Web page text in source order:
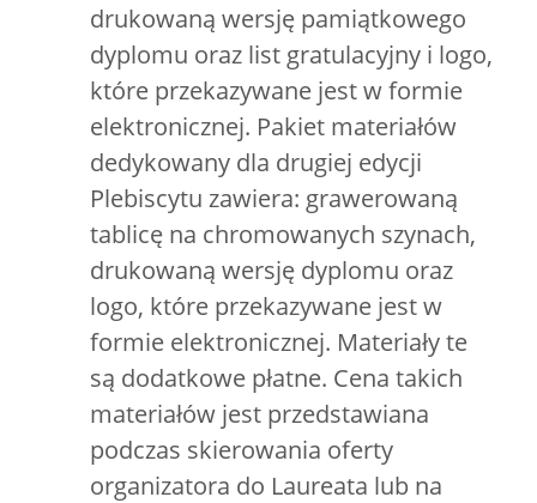
drukowaną wersję pamiątkowego
dyplomu oraz list gratulacyjny i logo,
które przekazywane jest w formie
elektronicznej. Pakiet materiałów
dedykowany dla drugiej edycji
Plebiscytu zawiera: grawerowaną
tablicę na chromowanych szynach,
drukowaną wersję dyplomu oraz
logo, które przekazywane jest w
formie elektronicznej. Materiały te
są dodatkowe płatne. Cena takich
materiałów jest przedstawiana
podczas skierowania oferty
organizatora do Laureata lub na